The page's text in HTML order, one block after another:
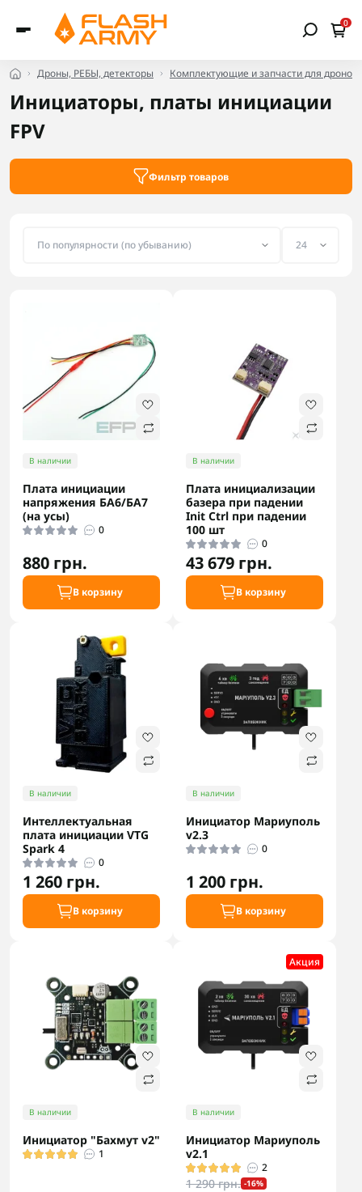
0
Дроны, РЕБЫ, детекторы Комплектующие и запчасти для дронов
Инициаторы, платы инициации
FPV
Фильтр товаров
В наличии
Плата инициации
напряжения БА6/БА7
(на усы)
0
880 грн.
В корзину
В наличии
Плата инициализации
базера при падении
Init Ctrl при падении
100 шт
0
43 679 грн.
В корзину
В наличии
Интеллектуальная
плата инициации VTG
Spark 4
0
1 260 грн.
В корзину
В наличии
Инициатор Мариуполь
v2.3
0
1 200 грн.
В корзину
В наличии
Инициатор "Бахмут v2"
1
Акция
В наличии
Инициатор Мариуполь
v2.1
2
1 290 грн. -16%